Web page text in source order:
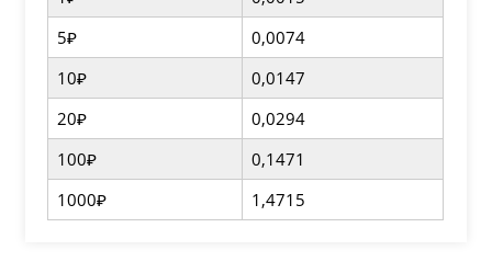
5₽
0,0074
10₽
0,0147
20₽
0,0294
100₽
0,1471
1000₽
1,4715